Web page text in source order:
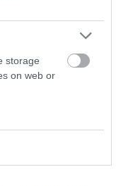
storage
on web or